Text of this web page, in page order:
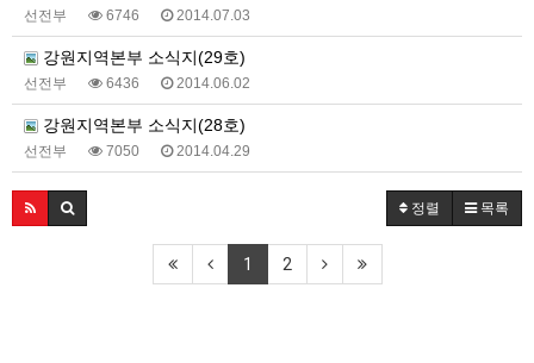
선전부 6746 2014.07.03
강원지역본부 소식지(29호)
선전부 6436 2014.06.02
강원지역본부 소식지(28호)
선전부 7050 2014.04.29
정렬 목록
1 2